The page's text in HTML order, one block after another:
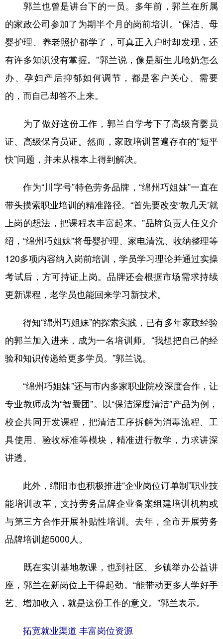
郭兰也曾是讲台下的一员。多年前，郭兰在所属
的家政公司参加了为期半个月的岗前培训。“保洁、母
婴护理、养老照护都学了，可真正入户时却发现，还
有许多知识没有掌握。”郭兰说，像是新生儿呛奶怎么
办、孕妇产后抑郁如何调节，都是客户关心、需要
的，而自己却答不上来。
为了做好这份工作，郭兰自学考下了高级育婴员
证、高级保育员证。然而，家政培训普遍存在的“短平
快”问题，并未从根本上得到解决。
作为“川字号”特色劳务品牌，“绵州巧姐妹”一直在
带头摸索职业培训的精准路径。“首先要改变‘教几天’就
上岗的想法，把课程表丰富起来。”品牌负责人任义介
绍，“绵州巧姐妹”将母婴护理、家电清洗、收纳整理等
120多项内容纳入岗前培训，学员学习理论并通过实操
考试后，方可持证上岗。品牌还会根据市场需求持续
更新课程，老学员也能回来学习新技术。
得知“绵州巧姐妹”的探索实践，已有多年家政经验
的郭兰加入进来，成为一名培训师。“我想把自己的经
验和知识传递给更多学员。”郭兰说。
“绵州巧姐妹”还与市内多家职业院校深度合作，让
专业教师成为“智囊团”。以“保洁深度清洁”产品为例，
校企共同开发课程，把清洁工序拆解为消毒流程、工
具使用、验收标准等模块，精准进行教学，力求讲深
讲透。
此外，绵阳市也积极推进“企业岗位订单制”职业技
能培训改革，支持劳务品牌企业备案组建培训机构或
与第三方合作开展补贴性培训。去年，全市开展劳务
品牌培训超5000人。
既在实训基地教课，也到社区、乡镇举办公益讲
座，郭兰在新岗位上干得起劲。“能带动更多人学好手
艺、增加收入，就是这份工作的意义。”郭兰表示。
拓宽就业渠道 丰富岗位资源